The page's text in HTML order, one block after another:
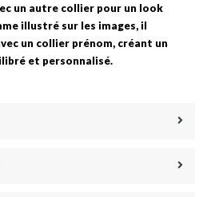
un autre collier pour un look
illustré sur les images, il
un collier prénom, créant un
et personnalisé.